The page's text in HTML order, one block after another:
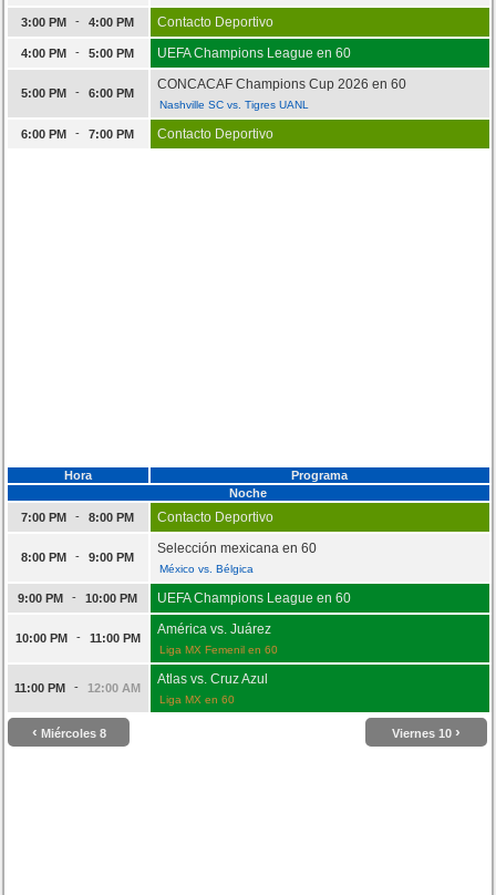
3:00 PM - 4:00 PM Contacto Deportivo
4:00 PM - 5:00 PM UEFA Champions League en 60
5:00 PM - 6:00 PM
CONCACAF Champions Cup 2026 en 60
Nashville SC vs. Tigres UANL
6:00 PM - 7:00 PM Contacto Deportivo
Hora
Programa
Noche
7:00 PM
- 8:00 PM Contacto Deportivo
8:00 PM - 9:00 PM
Selección mexicana en 60
México vs. Bélgica
9:00 PM - 10:00 PM UEFA Champions League en 60
10:00 PM - 11:00 PM
América vs. Juárez
Liga MX Femenil en 60
11:00 PM - 12:00 AM
Atlas vs. Cruz Azul
Liga MX en 60
‹ Miércoles 8 Viernes 10 ›